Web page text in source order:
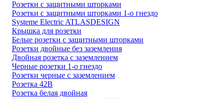
Розетки с защитными шторками
Розетки с защитными шторками 1-о гнездо
Systeme Electric ATLASDESIGN
Крышка для розетки
Белые розетки с защитными шторками
Розетки двойные без заземления
Двойная розетка с заземлением
Черные розетки 1-о гнездо
Розетки черные с заземлением
Розетка 42В
Розетка белая двойная